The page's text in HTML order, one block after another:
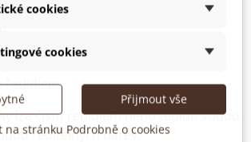
práce ihned očistěte nářadí
ředidlem.
lze čistit ředidlem nebo teplou vodou
ředitelných barev.
cookies
cookies
Přijmout vše
na stránku Podrobně o cookies